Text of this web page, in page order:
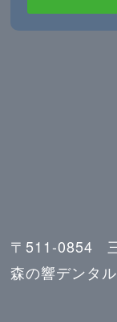
〒511-0854
森の響デンタ